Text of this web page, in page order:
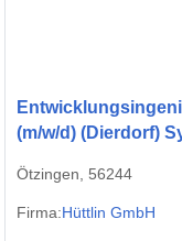
(m/w/d) (Dierdorf)
Ötzingen, 56244
Firma:Hüttlin GmbH